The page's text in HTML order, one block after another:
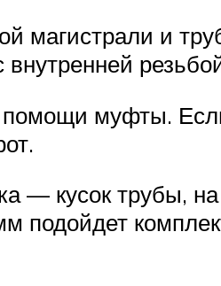
магистрали и
муфты.
— кусок трубы,
подойдет